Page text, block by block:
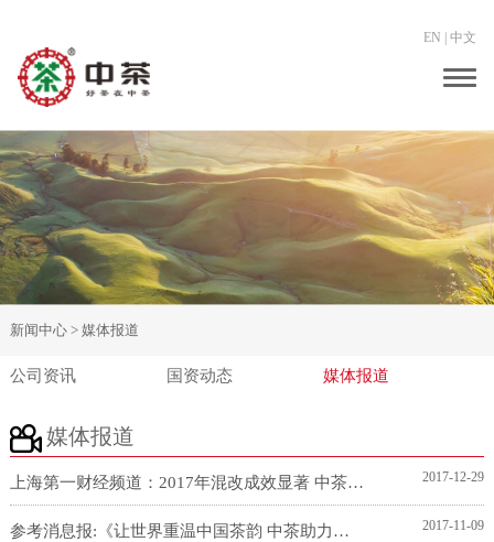
EN 中文
新闻中心 > 媒体报道
公司资讯 国资动态 媒体报道
媒体报道
2017-12-29
上海第一财经频道：2017年混改成效显著 中茶改革...
2017-11-09
参考消息报:《让世界重温中国茶韵 中茶助力一带一路...